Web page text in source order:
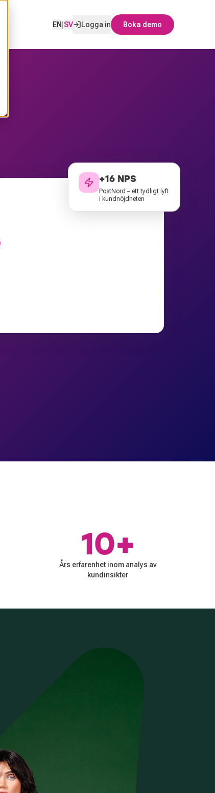
EN SV Logga in Boka demo
+16 NPS
PostNord – ett tydligt lyft
i kundnöjdheten
10+
Års erfarenhet inom analys av
kundinsikter